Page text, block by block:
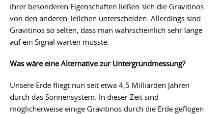
ihrer besonderen Eigenschaften ließen sich die Gravitinos
von den anderen Teilchen unterscheiden. Allerdings sind
Gravitinos so selten, dass man wahrscheinlich sehr lange
auf ein Signal warten müsste.
Was wäre eine Alternative zur Untergrundmessung?
Unsere Erde fliegt nun seit etwa 4,5 Milliarden Jahren
durch das Sonnensystem. In dieser Zeit sind
möglicherweise einige Gravitinos durch die Erde geflogen